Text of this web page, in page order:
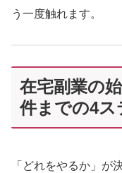
う一度触れます。
在宅副業の
件までの4ス
「どれをやるか」が